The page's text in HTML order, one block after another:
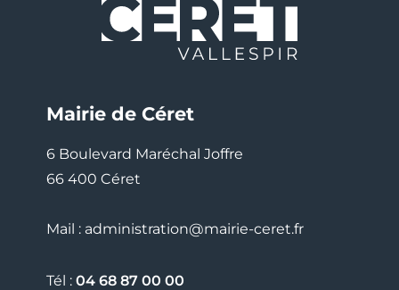
Mairie de Céret
6 Boulevard Maréchal Joffre
66 400 Céret
Mail : administration@mairie-ceret.fr
Tél : 04 68 87 00 00